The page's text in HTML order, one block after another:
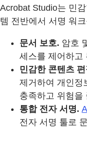
Acrobat Studio는 민
템 전반에서 서명 워
문서 보호. 암호
세스를 제어하고
민감한 콘텐츠 편
제거하여 개인정
충족하고 위험을
통합 전자 서명.
전자 서명 툴로